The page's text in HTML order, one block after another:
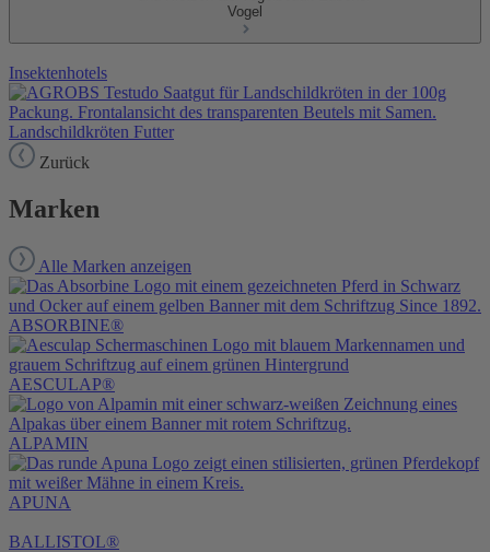
Vogel
Insektenhotels
Landschildkröten Futter
Zurück
Marken
Alle Marken anzeigen
ABSORBINE®
AESCULAP®
ALPAMIN
APUNA
BALLISTOL®